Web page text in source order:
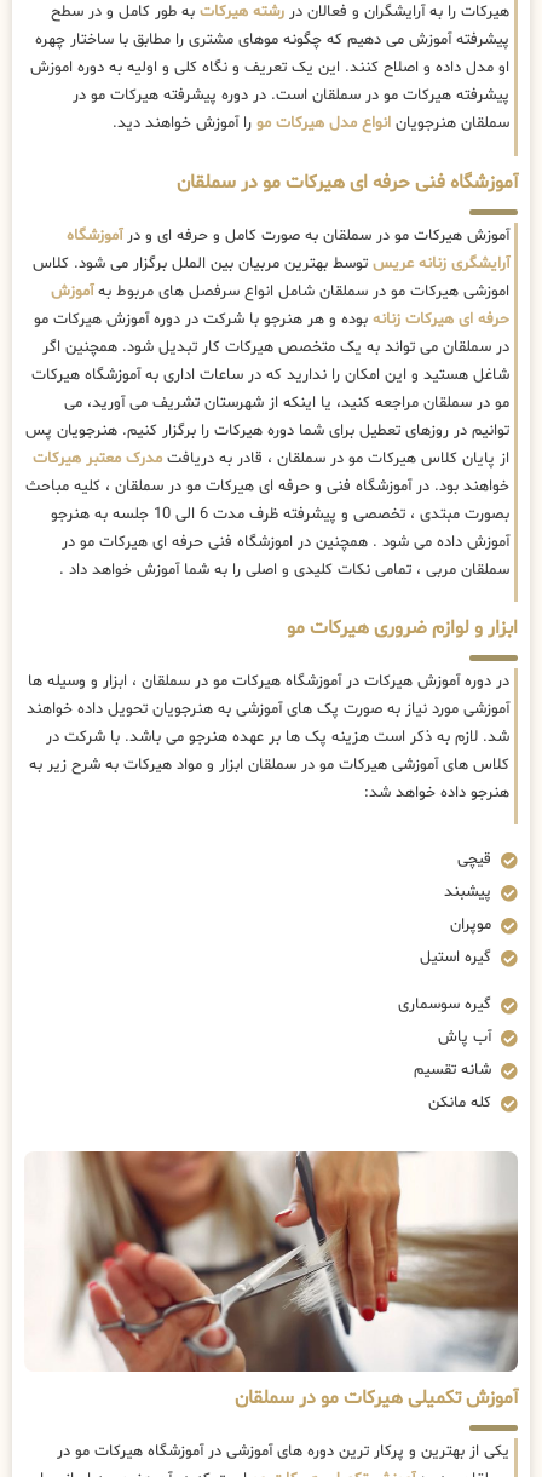
هیرکات را به آرایشگران و فعالان در رشته هیرکات به طور کامل و در سطح
پیشرفته آموزش می دهیم که چگونه موهای مشتری را مطابق با ساختار چهره
او مدل داده و اصلاح کنند. این یک تعریف و نگاه کلی و اولیه به دوره اموزش
پیشرفته هیرکات مو در سملقان است. در دوره پیشرفته هیرکات مو در
سملقان هنرجویان انواع مدل هیرکات مو را آموزش خواهند دید.
آموزشگاه فنی حرفه ای هیرکات مو در سملقان
آموزش هیرکات مو در سملقان به صورت کامل و حرفه ای و درآموزشگاه
آرایشگری زنانه عریس توسط بهترین مربیان بین الملل برگزار می شود. کلاس
اموزشی هیرکات مو در سملقان شامل انواع سرفصل های مربوط بهآموزش
حرفه ای هیرکات زنانه بوده و هر هنرجو با شرکت در دوره آموزش هیرکات مو
در سملقان می تواند به یک متخصص هیرکات کار تبدیل شود. همچنین اگر
شاغل هستید و این امکان را ندارید که در ساعات اداری به آموزشگاه هیرکات
مو در سملقان مراجعه کنید، یا اینکه از شهرستان تشریف می آورید، می
توانیم در روزهای تعطیل برای شما دوره هیرکات را برگزار کنیم. هنرجویان پس
از پایان کلاس هیرکات مو در سملقان ، قادر به دریافت مدرک معتبر هیرکات
خواهند بود. در آموزشگاه فنی و حرفه ای هیرکات مو در سملقان ، کلیه مباحث
بصورت مبتدی ، تخصصی و پیشرفته ظرف مدت 6 الی 10 جلسه به هنرجو
آموزش داده می شود . همچنین در اموزشگاه فنی حرفه ای هیرکات مو در
سملقان مربی ، تمامی نکات کلیدی و اصلی را به شما آموزش خواهد داد .
ابزار و لوازم ضروری هیرکات مو
در دوره آموزش هیرکات در آموزشگاه هیرکات مو در سملقان ، ابزار و وسیله ها
آموزشی مورد نیاز به صورت پک های آموزشی به هنرجویان تحویل داده خواهند
شد. لازم به ذکر است هزینه پک ها بر عهده هنرجو می باشد. با شرکت در
کلاس های آموزشی هیرکات مو در سملقان ابزار و مواد هیرکات به شرح زیر به
هنرجو داده خواهد شد:
قیچی
پیشبند
موپران
گیره استیل
گیره سوسماری
آب پاش
شانه تقسیم
کله مانکن
آموزش تکمیلی هیرکات مو در سملقان
یکی از بهترین و پرکار ترین دوره های آموزشی در آموزشگاه هیرکات مو در